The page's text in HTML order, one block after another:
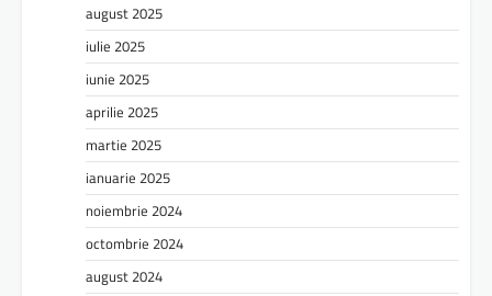
august 2025
iulie 2025
iunie 2025
aprilie 2025
martie 2025
ianuarie 2025
noiembrie 2024
octombrie 2024
august 2024